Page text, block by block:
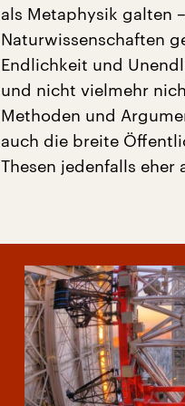
als Metaphysik galten
Naturwissenschaften
Endlichkeit und
und nicht vielmehr
Methoden und
auch die breite
Thesen jedenfalls eher